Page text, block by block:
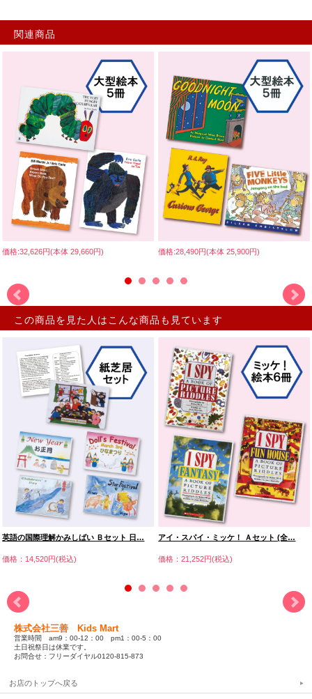
関連商品
価格:32,626円(本体 29,660円) 価格:28,490円(本体 25,900円)
この商品を見た人はこんな商品も見ています
英語の国際理解かみしばい Ｂセット 日…
価格：14,520円(税込)
アイ・スパイ・ミッケ！ Ａセット (全…
価格：21,252円(税込)
株式会社三善 Kids Mart
営業時間 am9：00-12：00 pm1：00-5：00
土日祝祭日は休業です。
お問合せ：フリーダイヤル0120-815-873
お店のトップへ戻る